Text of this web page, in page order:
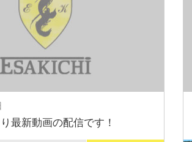
最新動画の配信です！